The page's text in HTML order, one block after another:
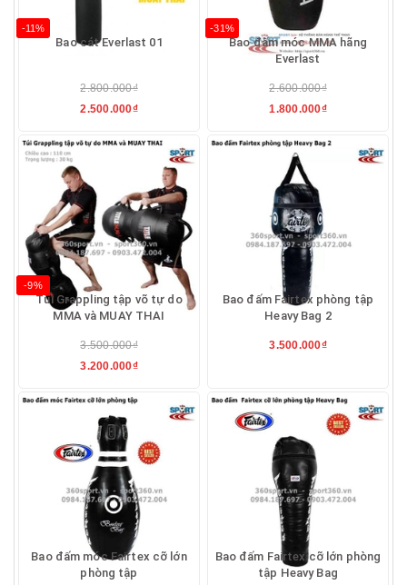
-11%
Bao cát Everlast 01
2.800.000₫
2.500.000₫
-31%
Bao đấm móc MMA hãng
Everlast
2.600.000₫
1.800.000₫
-9%
Túi Grappling tập võ tự do
MMA và MUAY THAI
3.500.000₫
3.200.000₫
Bao đấm Fairtex phòng tập
Heavy Bag 2
3.500.000₫
Bao đấm móc Fairtex cỡ lớn
phòng tập
Bao đấm Fairtex cỡ lớn phòng
tập Heavy Bag